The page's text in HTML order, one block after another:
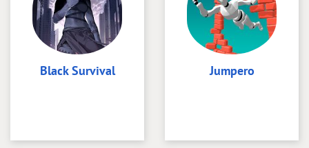
Black Survival Jumpero